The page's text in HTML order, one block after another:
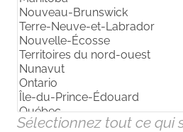
Sélectionnez tout ce qui